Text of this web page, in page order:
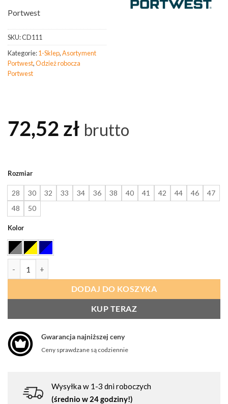
Portwest
SKU:CD111
Kategorie:1-Sklep,Asortyment
Portwest,Odzież robocza
Portwest
72,52 zł brutto
Rozmiar
28 30 32 33 34 36 38 40 41 42 44 46
47
48
50
Kolor
DODAJ DO KOSZYKA
KUP TERAZ
Gwarancja najniższej ceny
Ceny sprawdzane są codziennie
Wysyłka w 1-3 dni roboczych
(średnio w 24 godziny!)